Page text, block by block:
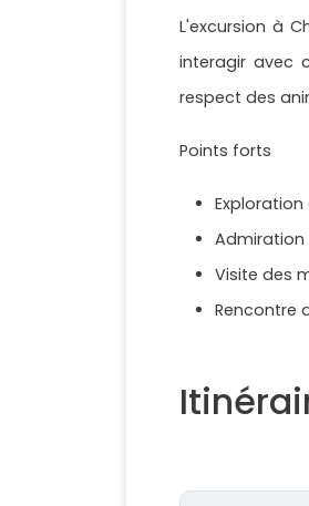
L'excursion à
interagir avec
respect des
Points forts
Visite des
Rencontre